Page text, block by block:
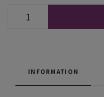
INFORMATION